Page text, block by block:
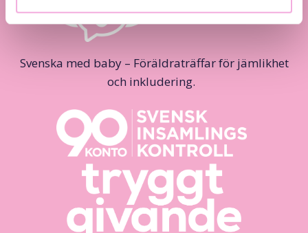
Svenska med baby – Föräldraträffar för jämlikhet
och inkludering.